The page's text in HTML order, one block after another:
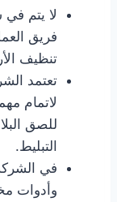
لا يتم
فريق
تنظيف
تعتمد
لاتمام
للصق
التبليط.
في
وأدوات